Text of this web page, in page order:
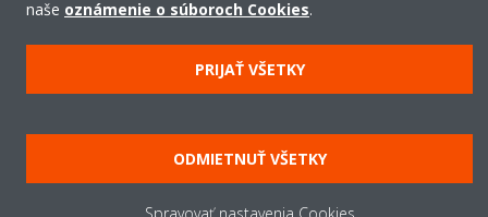
naše oznámenie o súboroch Cookies.
PRIJAŤ VŠETKY
ODMIETNUŤ VŠETKY